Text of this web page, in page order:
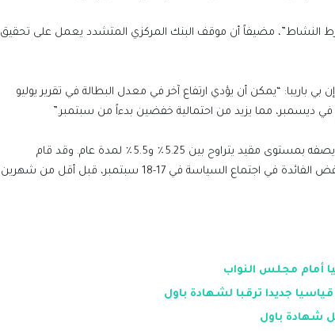
مضيفاً أن موقف البنك المركزي المتشدد يعمل على تحقيق
بي باريبا: “يمكن أن يؤدي ارتفاع آخر في معدل البطالة في تقرير يوليو
ديسمبر، مما يزيد من احتمالية خفضين بدءاً من سبتمبر.”
حافظ الاحتياطي الفيدرالي على سعر الفائدة عند ما يصفه بمستوى مقيد يتراوح بين 5.25٪ و5.5٪ لمدة عام. وقد قام
المتداولون في العقود الآجلة بتسعير شبه كامل لخفض الفائدة في اجتماع السياسة في 17-18 سبتمبر، قبل أقل من شهرين
أمام مجلس النواب
شهادة باول